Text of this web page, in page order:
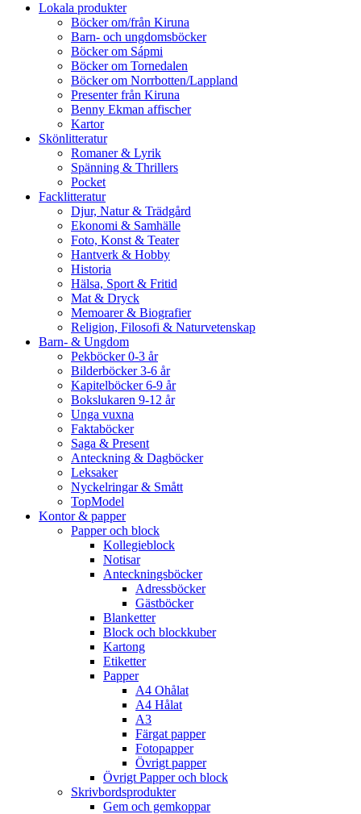
Lokala produkter
Böcker om/från Kiruna
Barn- och ungdomsböcker
Böcker om Sápmi
Böcker om Tornedalen
Böcker om Norrbotten/Lappland
Presenter från Kiruna
Benny Ekman affischer
Kartor
Skönlitteratur
Romaner & Lyrik
Spänning & Thrillers
Pocket
Facklitteratur
Djur, Natur & Trädgård
Ekonomi & Samhälle
Foto, Konst & Teater
Hantverk & Hobby
Historia
Hälsa, Sport & Fritid
Mat & Dryck
Memoarer & Biografier
Religion, Filosofi & Naturvetenskap
Barn- & Ungdom
Pekböcker 0-3 år
Bilderböcker 3-6 år
Kapitelböcker 6-9 år
Bokslukaren 9-12 år
Unga vuxna
Faktaböcker
Saga & Present
Anteckning & Dagböcker
Leksaker
Nyckelringar & Smått
TopModel
Kontor & papper
Papper och block
Kollegieblock
Notisar
Anteckningsböcker
Adressböcker
Gästböcker
Blanketter
Block och blockkuber
Kartong
Etiketter
Papper
A4 Ohålat
A4 Hålat
A3
Färgat papper
Fotopapper
Övrigt papper
Övrigt Papper och block
Skrivbordsprodukter
Gem och gemkoppar